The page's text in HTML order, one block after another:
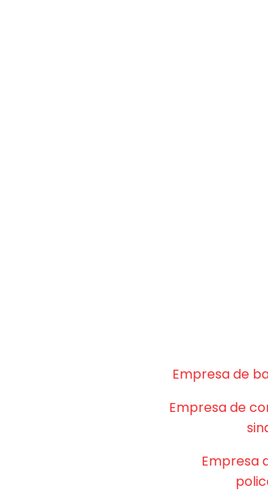
Empresa de
Empresa de
Empresa